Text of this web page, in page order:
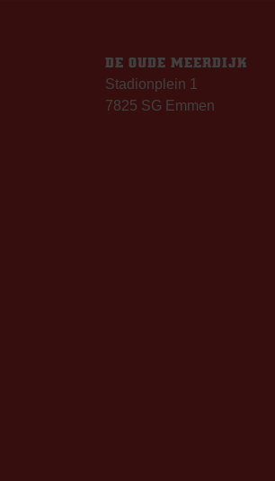
DE OUDE MEERDIJK
Stadionplein 1
7825 SG Emmen